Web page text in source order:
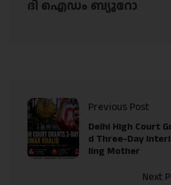
ദി ഐഡം ബ്യൂറോ
Previous Post
Delhi High Court
d Three-Day
ling Mother
Next